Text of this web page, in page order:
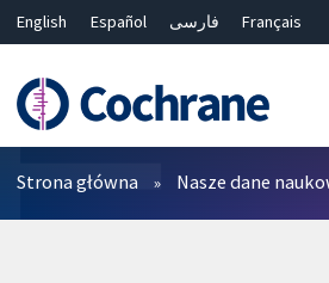
English Español فارسی
Français
Bahasa Malaysia
ไทย
繁體中文
简体中文
Filtry
Strona główna Nasze dane